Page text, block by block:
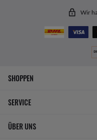
Wir
SHOPPEN
SERVICE
ÜBER UNS